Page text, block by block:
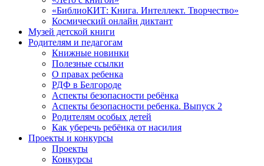
«БиблиоКИТ: Книга. Интеллект. Творчество»
Космический онлайн диктант
Музей детской книги
Родителям и педагогам
Книжные новинки
Полезные ссылки
О правах ребенка
РДФ в Белгороде
Аспекты безопасности ребёнка
Аспекты безопасности ребенка. Выпуск 2
Родителям особых детей
Как уберечь ребёнка от насилия
Проекты и конкурсы
Проекты
Конкурсы